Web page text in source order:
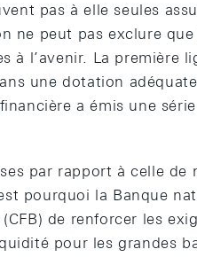
pas à elle seules
ne peut pas exclure
à l’avenir. La première
une dotation
a émis une
par rapport à celle
pourquoi la Banque
de renforcer les
pour les grandes